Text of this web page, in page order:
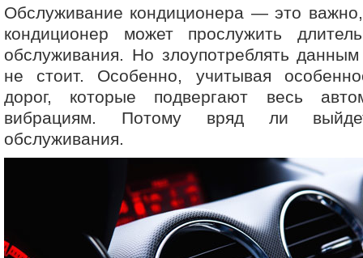
Обслуживание кондиционера — это
кондиционер может прослужить
обслуживания. Но злоупотреблять
не стоит. Особенно, учитывая
дорог, которые подвергают весь
вибрациям. Потому вряд ли
обслуживания.